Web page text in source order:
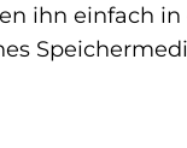
ihn einfach